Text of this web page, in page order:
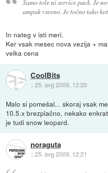
Samo tole ni service pack. Je
ampak vseeno. Je točno tako
In nateg v isti meri.
Ker vsak mesec nova vezija +
velka cena
CoolBits
::25. avg 2009, 12:20
Malo si pomešal... skoraj vsak
10.5.x brezplačno, nekako
je tudi snow leopard.
noraguta
::25. avg 2009, 12:21